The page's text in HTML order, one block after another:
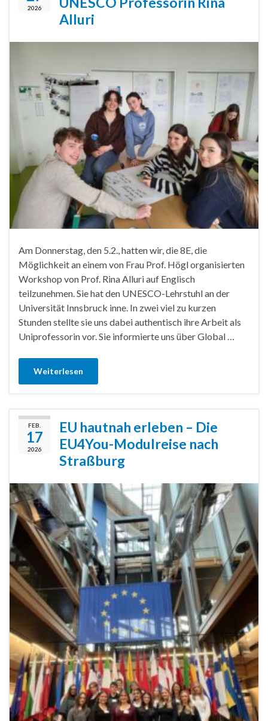
2026
Alluri
Am Donnerstag, den 5.2., hatten wir, die 8E, die
Möglichkeit an einem von Frau Prof. Högl organisierten
Workshop von Prof. Rina Alluri auf Englisch
teilzunehmen. Sie hat den UNESCO-Lehrstuhl an der
Universität Innsbruck inne. In zwei viel zu kurzen
Stunden stellte sie uns dabei authentisch ihre Arbeit als
Uniprofessorin vor. Sie informierte uns über Global …
Weiterlesen
FEB.
17
2026
EU hautnah erleben – Die
EU4You-Modulreise nach
Straßburg